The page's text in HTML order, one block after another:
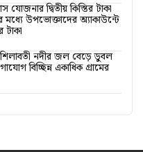
যোজনার দ্বিতীয় কিস্তির টাকা
মধ্যে উপভোক্তাদের অ্যাকাউন্টে
শিলাবতী নদীর জল বেড়ে ডুবল
বিচ্ছিন্ন একাধিক গ্রামের